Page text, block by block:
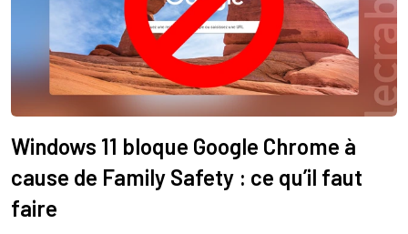
Windows 11 bloque Google Chrome à
cause de Family Safety : ce qu’il faut
faire